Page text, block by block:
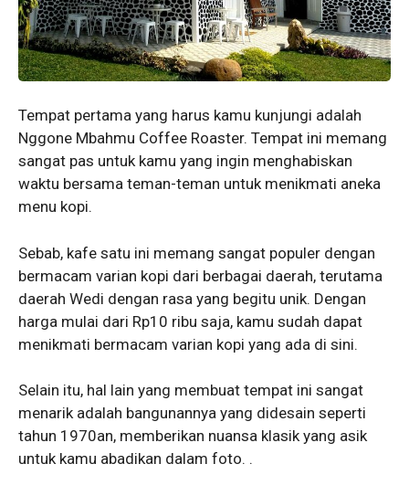
Tempat pertama yang harus kamu kunjungi adalah
Nggone Mbahmu Coffee Roaster. Tempat ini memang
sangat pas untuk kamu yang ingin menghabiskan
waktu bersama teman-teman untuk menikmati aneka
menu kopi.
Sebab, kafe satu ini memang sangat populer dengan
bermacam varian kopi dari berbagai daerah, terutama
daerah Wedi dengan rasa yang begitu unik. Dengan
harga mulai dari Rp10 ribu saja, kamu sudah dapat
menikmati bermacam varian kopi yang ada di sini.
Selain itu, hal lain yang membuat tempat ini sangat
menarik adalah bangunannya yang didesain seperti
tahun 1970an, memberikan nuansa klasik yang asik
untuk kamu abadikan dalam foto. .